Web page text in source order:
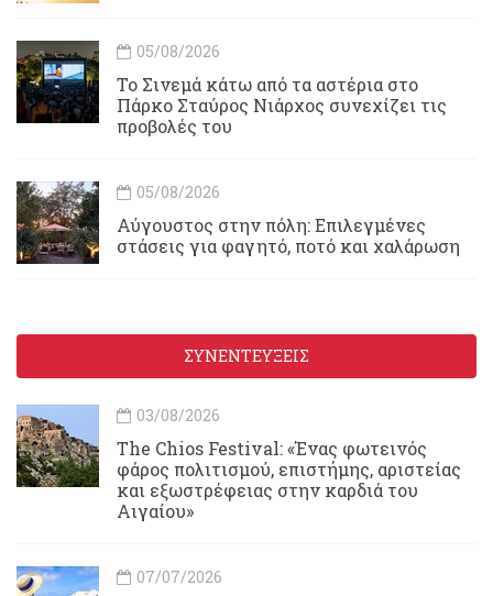
05/08/2026
To Σινεμά κάτω από τα αστέρια στο
Πάρκο Σταύρος Νιάρχος συνεχίζει τις
προβολές του
05/08/2026
Αύγουστος στην πόλη: Επιλεγμένες
στάσεις για φαγητό, ποτό και χαλάρωση
ΣΥΝΕΝΤΕΥΞΕΙΣ
03/08/2026
Τhe Chios Festival: «Ένας φωτεινός
φάρος πολιτισμού, επιστήμης, αριστείας
και εξωστρέφειας στην καρδιά του
Αιγαίου»
07/07/2026